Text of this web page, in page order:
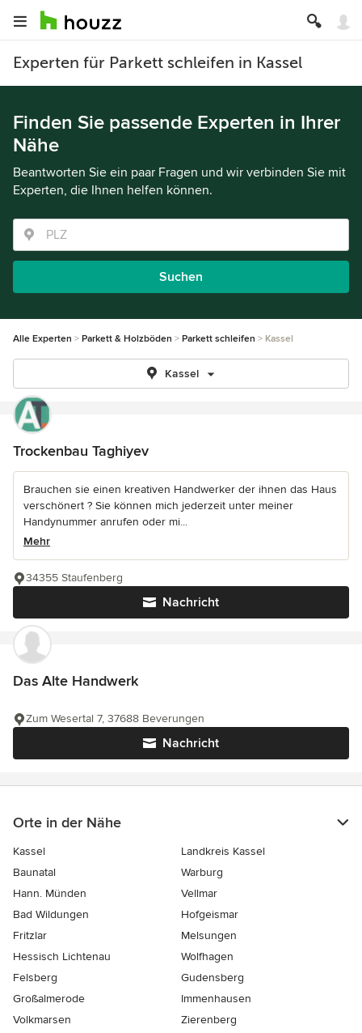
Experten für Parkett schleifen in Kassel
Finden Sie passende Experten in Ihrer
Nähe
Beantworten Sie ein paar Fragen und wir verbinden Sie mit
Experten, die Ihnen helfen können.
Suchen
Alle Experten Parkett & Holzböden Parkett schleifen Kassel
Kassel
Trockenbau Taghiyev
Brauchen sie einen kreativen Handwerker der ihnen das Haus
verschönert ? Sie können mich jederzeit unter meiner
Handynummer anrufen oder mi...
Mehr
Nachricht
34355 Staufenberg
Das Alte Handwerk
Nachricht
Zum Wesertal 7, 37688 Beverungen
Orte in der Nähe
Kassel
Landkreis Kassel
Baunatal
Warburg
Hann. Münden
Vellmar
Bad Wildungen
Hofgeismar
Fritzlar
Melsungen
Hessisch Lichtenau
Wolfhagen
Felsberg
Gudensberg
Großalmerode
Immenhausen
Volkmarsen
Zierenberg